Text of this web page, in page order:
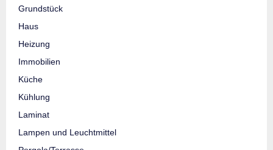
Grundstück
Haus
Heizung
Immobilien
Küche
Kühlung
Laminat
Lampen und Leuchtmittel